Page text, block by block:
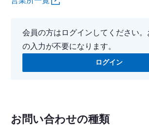
会員の方はログインしてください。
の入力が不要になります。
ログイン
お問い合わせの種類